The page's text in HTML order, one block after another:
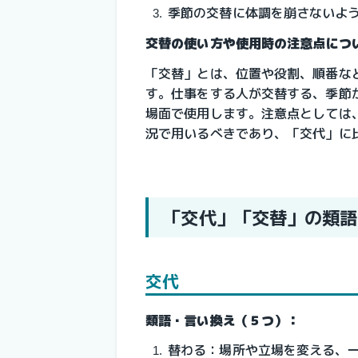
季節の交替に体調を崩さないよ
交替の使い方や使用時の注意点につ
「交替」とは、位置や役割、順番
す。仕事をする人が交替する、季
場面で使用します。注意点として
況で用いるべきであり、「交代」
「交代」「交替」の類
交代
類語・言い換え（５つ）：
替わる：場所や立場を変える、